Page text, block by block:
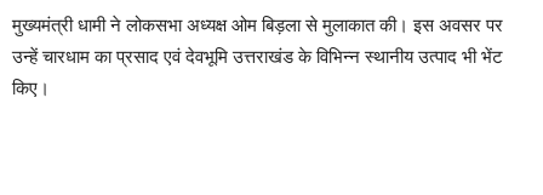
मुख्यमंत्री धामी ने लोकसभा अध्यक्ष ओम बिड़ला से मुलाकात की। इस अवसर पर
उन्हें चारधाम का प्रसाद एवं देवभूमि उत्तराखंड के विभिन्न स्थानीय उत्पाद भी भेंट
किए।